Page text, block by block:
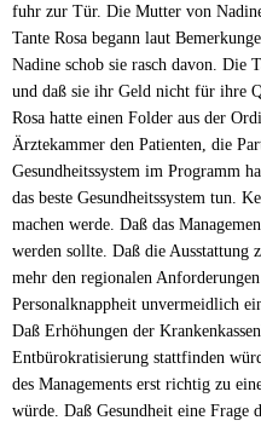
fuhr zur Tür. Die Mutter von
Tante Rosa begann laut
Nadine schob sie rasch davon. Die
und daß sie ihr Geld nicht für ihre
Rosa hatte einen Folder aus der
Ärztekammer den Patienten, die
Gesundheitssystem im Programm
das beste Gesundheitssystem tun.
machen werde. Daß das
werden sollte. Daß die Ausstattung
mehr den regionalen
Personalknappheit unvermeidlich
Daß Erhöhungen der
Entbürokratisierung stattfinden
des Managements erst richtig zu
würde. Daß Gesundheit eine Frage